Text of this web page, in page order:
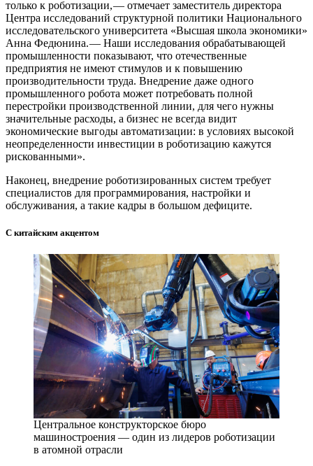
только к роботизации, — ​отмечает заместитель директора
Центра исследований структурной политики Национального
исследовательского университета «Высшая школа экономики»
Анна Федюнина. — ​Наши исследования обрабатывающей
промышленности показывают, что отечественные
предприятия не имеют стимулов и к повышению
производительности труда. Внедрение даже одного
промышленного робота может потребовать полной
перестройки производственной линии, для чего нужны
значительные расходы, а бизнес не всегда видит
экономические выгоды автоматизации: в условиях высокой
неопределенности инвестиции в роботизацию кажутся
рискованными».
Наконец, внедрение роботизированных систем требует
специалистов для программирования, настройки и
обслуживания, а такие кадры в большом дефиците.
С китайским акцентом
Центральное конструкторское бюро
машиностроения — один из лидеров роботизации
в атомной отрасли